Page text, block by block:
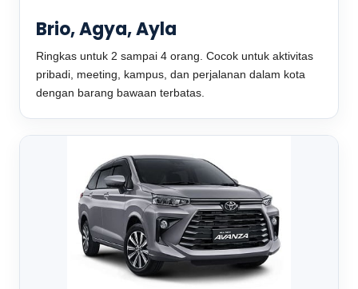
Brio, Agya, Ayla
Ringkas untuk 2 sampai 4 orang. Cocok untuk aktivitas
pribadi, meeting, kampus, dan perjalanan dalam kota
dengan barang bawaan terbatas.